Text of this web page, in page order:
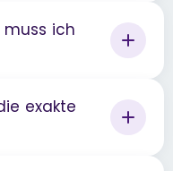
muss ich
exakte